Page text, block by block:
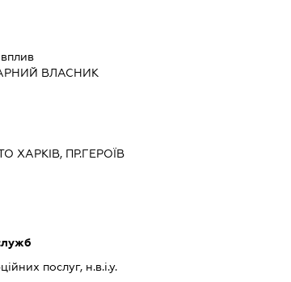
ВЛАСНИК
ХАРКІВ, ПР.ГЕРОЇВ
послуг, н.в.і.у.